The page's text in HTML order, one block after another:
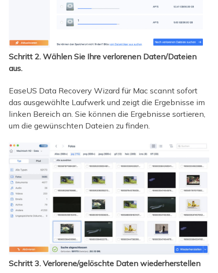
Schritt 2. Wählen Sie Ihre verlorenen Daten/Dateien
aus.
EaseUS Data Recovery Wizard für Mac scannt sofort
das ausgewählte Laufwerk und zeigt die Ergebnisse im
linken Bereich an. Sie können die Ergebnisse sortieren,
um die gewünschten Dateien zu finden.
Schritt 3. Verlorene/gelöschte Daten wiederherstellen